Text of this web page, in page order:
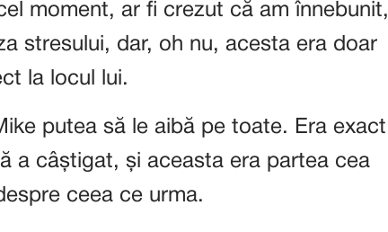
moment, ar fi crezut că am înnebunit,
stresului, dar, oh nu, acesta era doar
la locul lui.
putea să le aibă pe toate. Era exact
a câștigat, și aceasta era partea cea
ceea ce urma.